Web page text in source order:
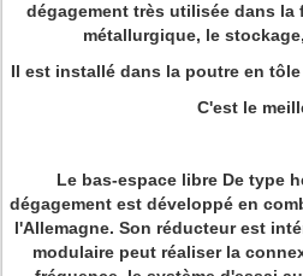
dégagement très utilisée dans
métallurgique, le
Il est installé dans la poutre en
C'est le
Le bas-espace libre De type
dégagement est développé en
l'Allemagne. Son réducteur est
modulaire peut réaliser la